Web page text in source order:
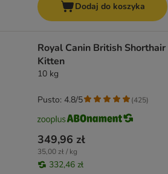
Dodaj do koszyka
Royal Canin British Shorthair
Kitten
10 kg
349,96 zł
35,00 zł / kg
332,46 zł
Pusto: 4.8/5 (425)